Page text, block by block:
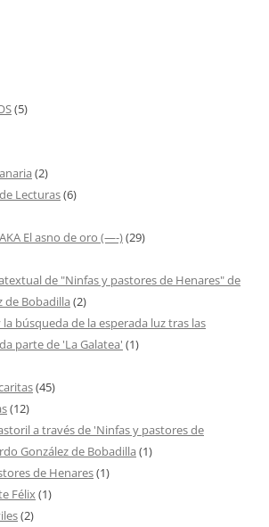
(5)
(2)
Lecturas(6)
El asno de oro (—-)(29)
de "Ninfas y pastores de Henares" de
de Bobadilla (2)
la búsqueda de la esperada luz tras las
parte de 'La Galatea' (1)
(45)
(12)
a través de 'Ninfas y pastores de
González de Bobadilla (1)
de Henares(1)
Félix(1)
(2)